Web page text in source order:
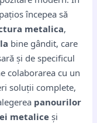
începea să
metalica,
bine gândit, care
și de specificul
colaborarea cu un
soluții complete,
panourilor
metalice și